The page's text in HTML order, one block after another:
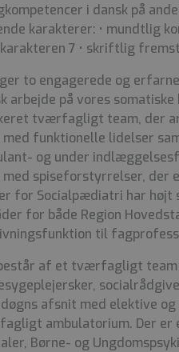
i dansk på
karakterer: • mundtlig
7 • skriftlig
to engagerede og
arbejde på vores
tværfagligt team, der
med funktionelle lidelser
og under
med spiseforstyrrelser, der
for Socialpædiatri har højt
for både Region
til
består af et tværfagligt
afsnit med elektive
ambulatorium. Der er
Børne- og